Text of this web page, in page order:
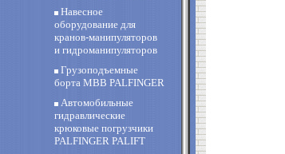
Навесное
оборудование для
кранов-манипуляторов
и гидроманипуляторов
Грузоподъемные
борта MBB PALFINGER
Автомобильные
гидравлические
крюковые погрузчики
PALFINGER PALIFT